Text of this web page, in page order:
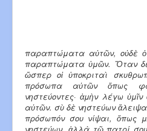
παραπτώματα αὐτῶν, οὐ­δὲ
παρα­πτώματα ὑμῶν. Ὅταν
ὥσπερ οἱ ὑποκρι­ταὶ
πρόσωπα αὐτῶν ὅπως
νηστεύοντες· ἀμὴν λέγω
αὐτῶν. σὺ δὲ νηστεύων
πρόσωπόν σου νίψαι, ὅπως